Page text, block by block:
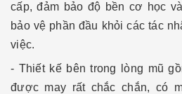
cấp, đảm bảo độ bền cơ học
bảo vệ phần đầu khỏi các tác
việc.
- Thiết kế bên trong lòng mũ
được may rất chắc chắn, có